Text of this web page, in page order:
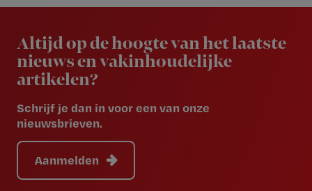
Altijd op de hoogte van het laatste
nieuws en vakinhoudelijke
artikelen?
Schrijf je dan in voor een van onze
nieuwsbrieven.
Aanmelden